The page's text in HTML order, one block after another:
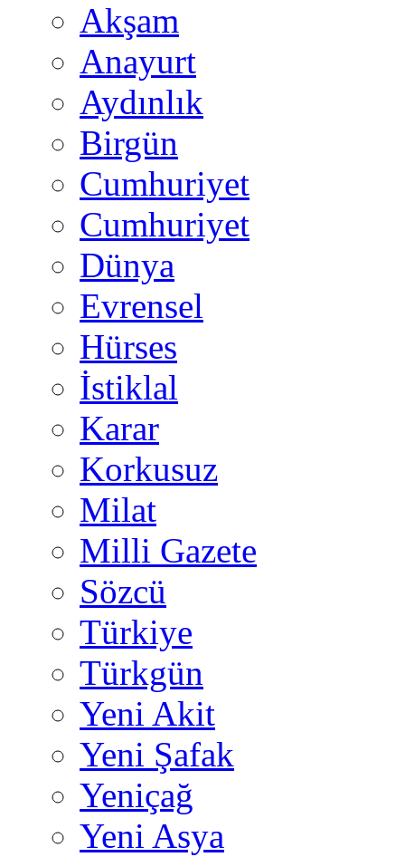
Akşam
Anayurt
Aydınlık
Birgün
Cumhuriyet
Cumhuriyet
Dünya
Evrensel
Hürses
İstiklal
Karar
Korkusuz
Milat
Milli Gazete
Sözcü
Türkiye
Türkgün
Yeni Akit
Yeni Şafak
Yeniçağ
Yeni Asya